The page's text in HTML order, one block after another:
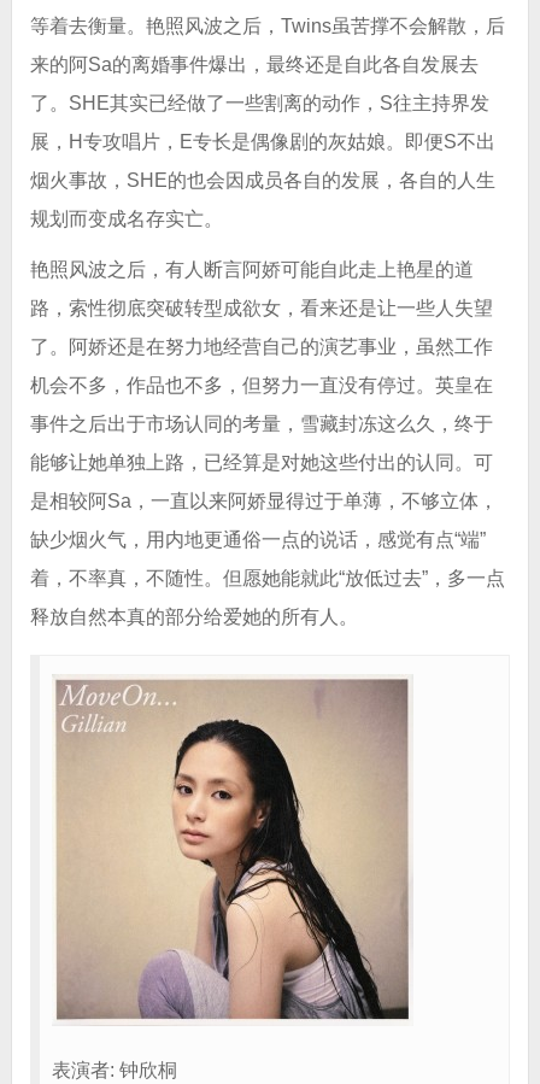
等着去衡量。艳照风波之后，Twins虽苦撑不会解散，后
来的阿Sa的离婚事件爆出，最终还是自此各自发展去
了。SHE其实已经做了一些割离的动作，S往主持界发
展，H专攻唱片，E专长是偶像剧的灰姑娘。即便S不出
烟火事故，SHE的也会因成员各自的发展，各自的人生
规划而变成名存实亡。
艳照风波之后，有人断言阿娇可能自此走上艳星的道
路，索性彻底突破转型成欲女，看来还是让一些人失望
了。阿娇还是在努力地经营自己的演艺事业，虽然工作
机会不多，作品也不多，但努力一直没有停过。英皇在
事件之后出于市场认同的考量，雪藏封冻这么久，终于
能够让她单独上路，已经算是对她这些付出的认同。可
是相较阿Sa，一直以来阿娇显得过于单薄，不够立体，
缺少烟火气，用内地更通俗一点的说话，感觉有点“端”
着，不率真，不随性。但愿她能就此“放低过去”，多一点
释放自然本真的部分给爱她的所有人。
表演者: 钟欣桐